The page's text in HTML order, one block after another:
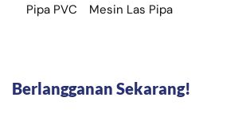
Pipa PVC
Mesin Las Pipa
Berlangganan Sekarang!